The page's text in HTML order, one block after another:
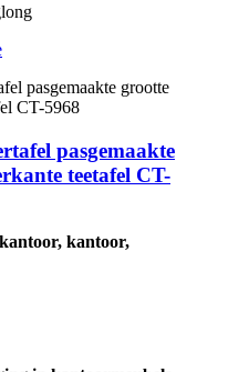
pasgemaakte
teetafel CT-
kantoor,